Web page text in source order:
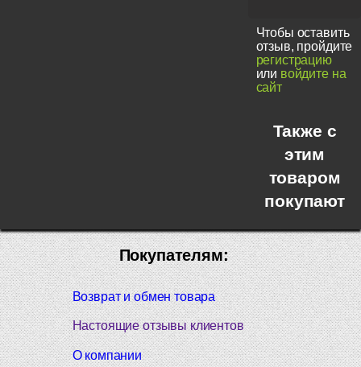
Чтобы оставить
отзыв, пройдите
регистрацию
или войдите на
сайт
Также с
этим
товаром
покупают
Покупателям:
Возврат и обмен товара
Настоящие отзывы клиентов
О компании